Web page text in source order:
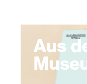
Aus